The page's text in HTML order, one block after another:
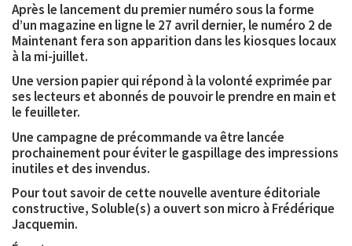
Après le lancement du premier numéro sous la forme
d’un magazine en ligne le 27 avril dernier, le numéro 2 de
Maintenant fera son apparition dans les kiosques locaux
à la mi-juillet.
Une version papier qui répond à la volonté exprimée par
ses lecteurs et abonnés de pouvoir le prendre en main et
le feuilleter.
Une campagne de précommande va être lancée
prochainement pour éviter le gaspillage des impressions
inutiles et des invendus.
Pour tout savoir de cette nouvelle aventure éditoriale
constructive, Soluble(s) a ouvert son micro à Frédérique
Jacquemin.